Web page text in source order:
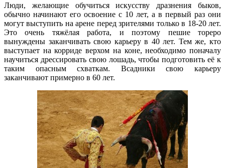
Люди, желающие обучиться искусству дразнения быков,
обычно начинают его освоение с 10 лет, а в первый раз они
могут выступить на арене перед зрителями только в 18-20 лет.
Это очень тяжёлая работа, и поэтому пешие тореро
вынуждены заканчивать свою карьеру в 40 лет. Тем же, кто
выступает на корриде верхом на коне, необходимо поначалу
научиться дрессировать свою лошадь, чтобы подготовить её к
таким опасным схваткам. Всадники свою карьеру
заканчивают примерно в 60 лет.